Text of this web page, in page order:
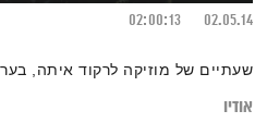
02.05.14
02:00:13
שעתיים של מוזיקה לרקוד איתה,
אודיו